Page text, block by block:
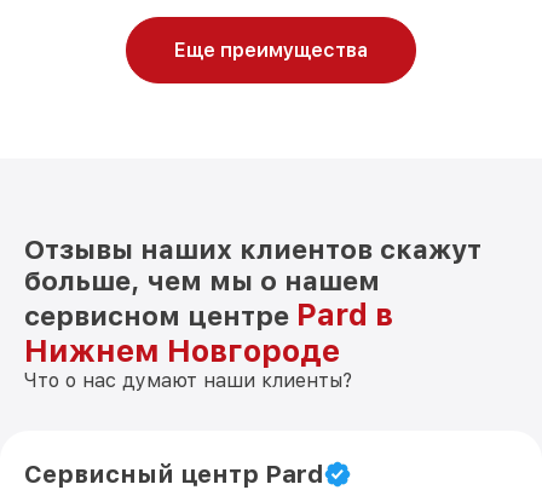
Еще преимущества
Отзывы наших клиентов скажут
больше, чем мы о нашем
сервисном центре Pard в
Нижнем Новгороде
Что о нас думают наши клиенты?
Сервисный центр Pard